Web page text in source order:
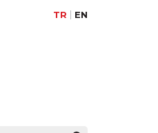
TR EN